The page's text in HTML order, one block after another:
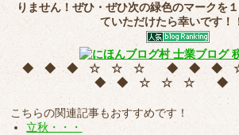
りません！ぜひ・ぜひ次の緑色のマークを
ていただけたら幸いです
◆ ◆ ◆ ☆ ☆ ☆ ◆ ◆ ◆
◆ ◆ ☆ ☆ ☆ ◆
こちらの関連記事もおすすめです！
立秋・・・